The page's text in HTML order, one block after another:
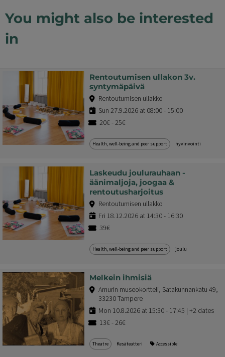
You might also be interested
in
Rentoutumisen ullakon 3v.
syntymäpäivä
Rentoutumisen ullakko
Sun 27.9.2026 at 08:00 - 15:00
20€ - 25€
Health, well-being and peer support hyvinvointi
Laskeudu joulurauhaan -
äänimaljoja, joogaa &
rentoutusharjoitus
Rentoutumisen ullakko
Fri 18.12.2026 at 14:30 - 16:30
39€
Health, well-being and peer support joulu
Melkein ihmisiä
Amurin museokortteli, Satakunnankatu 49,
33230 Tampere
Mon 10.8.2026 at 15:30 - 17:45 | +2 dates
13€ - 26€
Theatre Kesäteatteri Accessible